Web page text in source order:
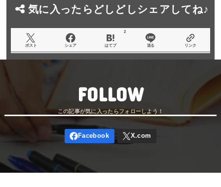
気に入ったらどしどしシェアしてね♪
ポスト シェア はてブ
2
送る リンク
FOLLOW